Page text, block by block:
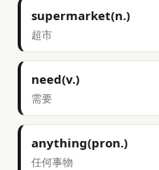
supermarket(n.)
超市
need(v.)
需要
anything(pron.)
任何事物